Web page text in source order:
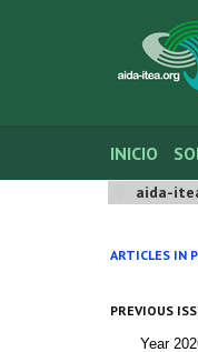
INICIO
aida-
ARTICLES IN
PREVIOUS
Year